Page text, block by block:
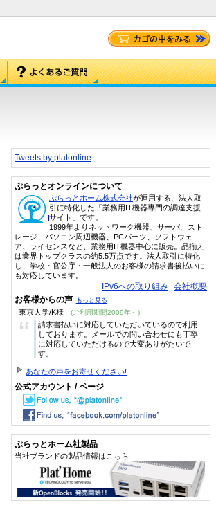
Tweets by platonline
ぷらっとオンラインについて
ぷらっとホーム株式会社が運用する、法人取
引に特化した「業務用IT機器専門の調達支援
サイト」です。
1999年よりネットワーク機器、サーバ、スト
レージ、パソコン周辺機器、PCパーツ、ソフトウェ
ア、ライセンスなど、業務用IT機器中心に販売。品揃え
は業界トップクラスの約5.5万点です。法人取引に特化
し、学校・官公庁・一般法人のお客様の請求書後払いに
も対応しています。
IPv6への取り組み 会社概要
お客様からの声 もっと見る
東京大学/K様 (ご利用期間2009年～)
“
請求書払いに対応していただいているので利用
しております。メールでの問い合わせにも丁寧
に対応していただけるので大変ありがたいで
す。
あなたの声をお寄せください!
公式アカウント / ページ
ぷらっとホーム社製品
当社ブランドの製品情報はこちら